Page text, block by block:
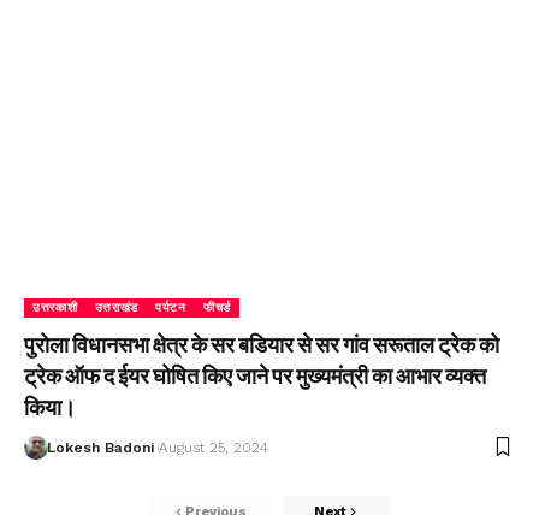
उत्तरकाशी उत्तराखंड पर्यटन फीचर्ड
पुरोला विधानसभा क्षेत्र के सर बडियार से सर गांव सरूताल ट्रेक को
ट्रेक ऑफ द ईयर घोषित किए जाने पर मुख्यमंत्री का आभार व्यक्त
किया।
Lokesh Badoni August 25, 2024